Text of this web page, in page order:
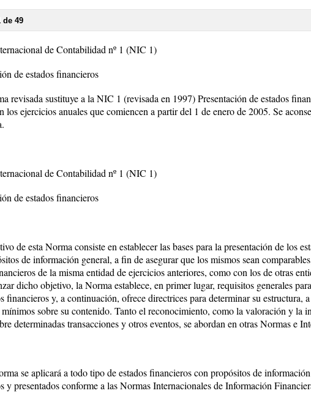
de 49
de Contabilidad nº 1 (NIC 1)
de estados financieros
revisada sustituye a la NIC 1 (revisada en 1997) Presentación de estados
los ejercicios anuales que comiencen a partir del 1 de enero de 2005. Se
de Contabilidad nº 1 (NIC 1)
de estados financieros
de esta Norma consiste en establecer las bases para la presentación de los
de información general, a fin de asegurar que los mismos sean
de la misma entidad de ejercicios anteriores, como con los de otras
dicho objetivo, la Norma establece, en primer lugar, requisitos generales
financieros y, a continuación, ofrece directrices para determinar su estructura,
sobre su contenido. Tanto el reconocimiento, como la valoración y la
determinadas transacciones y otros eventos, se abordan en otras Normas e
se aplicará a todo tipo de estados financieros con propósitos de
y presentados conforme a las Normas Internacionales de Información